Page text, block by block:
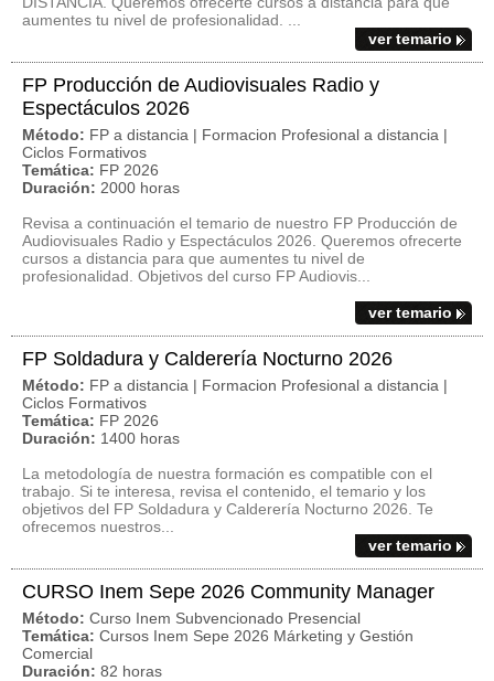
aumentes tu nivel de profesionalidad. ...
ver temario
FP Producción de Audiovisuales Radio y
Espectáculos 2026
Método: FP a distancia | Formacion Profesional a distancia |
Ciclos Formativos
Temática: FP 2026
Duración: 2000 horas
Revisa a continuación el temario de nuestro FP Producción de
Audiovisuales Radio y Espectáculos 2026. Queremos ofrecerte
cursos a distancia para que aumentes tu nivel de
profesionalidad. Objetivos del curso FP Audiovis...
ver temario
FP Soldadura y Calderería Nocturno 2026
Método: FP a distancia | Formacion Profesional a distancia |
Ciclos Formativos
Temática: FP 2026
Duración: 1400 horas
La metodología de nuestra formación es compatible con el
trabajo. Si te interesa, revisa el contenido, el temario y los
objetivos del FP Soldadura y Calderería Nocturno 2026. Te
ofrecemos nuestros...
ver temario
CURSO Inem Sepe 2026 Community Manager
Método: Curso Inem Subvencionado Presencial
Temática: Cursos Inem Sepe 2026 Márketing y Gestión
Comercial
Duración: 82 horas